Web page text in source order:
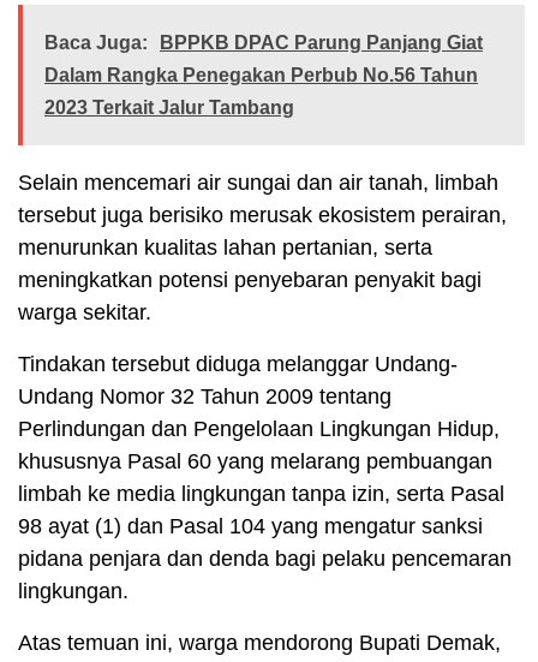
Baca Juga:
BPPKB DPAC Parung Panjang Giat
Dalam Rangka Penegakan Perbub No.56 Tahun
2023 Terkait Jalur Tambang
Selain mencemari air sungai dan air tanah, limbah
tersebut juga berisiko merusak ekosistem perairan,
menurunkan kualitas lahan pertanian, serta
meningkatkan potensi penyebaran penyakit bagi
warga sekitar.
Tindakan tersebut diduga melanggar Undang-
Undang Nomor 32 Tahun 2009 tentang
Perlindungan dan Pengelolaan Lingkungan Hidup,
khususnya Pasal 60 yang melarang pembuangan
limbah ke media lingkungan tanpa izin, serta Pasal
98 ayat (1) dan Pasal 104 yang mengatur sanksi
pidana penjara dan denda bagi pelaku pencemaran
lingkungan.
Atas temuan ini, warga mendorong Bupati Demak,